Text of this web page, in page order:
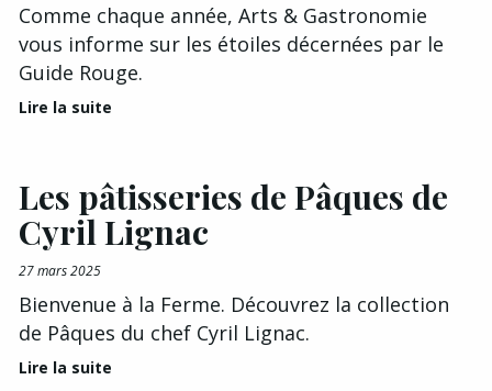
Comme chaque année, Arts & Gastronomie
vous informe sur les étoiles décernées par le
Guide Rouge.
Lire la suite
Les pâtisseries de Pâques de
Cyril Lignac
27 mars 2025
Bienvenue à la Ferme. Découvrez la collection
de Pâques du chef Cyril Lignac.
Lire la suite